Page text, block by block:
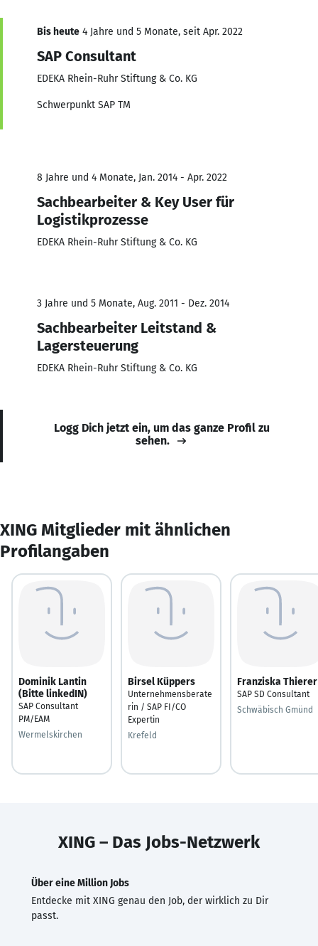
Bis heute 4 Jahre und 5 Monate, seit Apr. 2022
SAP Consultant
EDEKA Rhein-Ruhr Stiftung & Co. KG
Schwerpunkt SAP TM
8 Jahre und 4 Monate, Jan. 2014 - Apr. 2022
Sachbearbeiter & Key User für
Logistikprozesse
EDEKA Rhein-Ruhr Stiftung & Co. KG
3 Jahre und 5 Monate, Aug. 2011 - Dez. 2014
Sachbearbeiter Leitstand &
Lagersteuerung
EDEKA Rhein-Ruhr Stiftung & Co. KG
Logg Dich jetzt ein, um das ganze Profil zu
sehen.
XING Mitglieder mit ähnlichen
Profilangaben
Dominik Lantin
(Bitte linkedIN)
SAP Consultant
PM/EAM
Wermelskirchen
Birsel Küppers
Unternehmensberate
rin / SAP FI/CO
Expertin
Krefeld
Franziska Thierer
SAP SD Consultant
Schwäbisch Gmünd
XING – Das Jobs-Netzwerk
Über eine Million Jobs
Entdecke mit XING genau den Job, der wirklich zu Dir
passt.